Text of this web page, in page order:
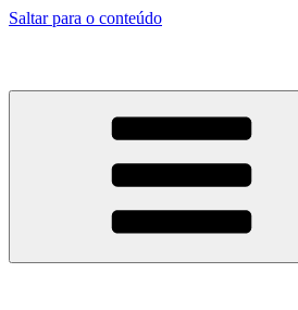
Saltar para o conteúdo